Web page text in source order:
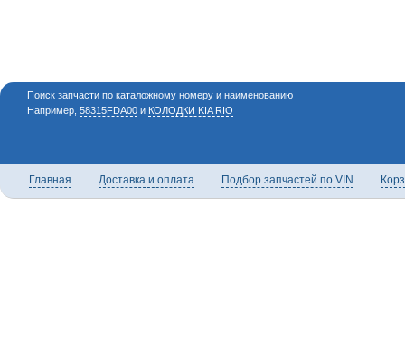
Поиск запчасти по каталожному номеру и наименованию
Например, 58315FDA00 и КОЛОДКИ KIA RIO
Главная Доставка и оплата Подбор запчастей по VIN